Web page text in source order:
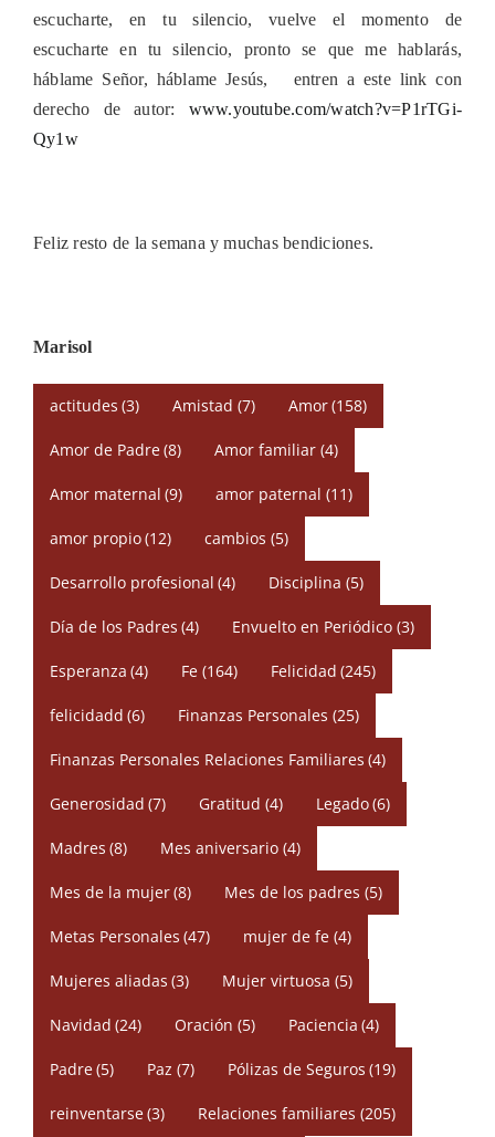
escucharte, en tu silencio, vuelve el momento de
escucharte en tu silencio, pronto se que me hablarás,
háblame Señor, háblame Jesús, entren a este link con
derecho de autor: www.youtube.com/watch?v=P1rTGi-
Qy1w
Feliz resto de la semana y muchas bendiciones.
Marisol
actitudes (3) Amistad (7) Amor(158)
Amor de Padre(8) Amor familiar (4)
Amor maternal (9) amor paternal (11)
amor propio(12) cambios (5)
Desarrollo profesional (4) Disciplina (5)
Día de los Padres (4) Envuelto en Periódico (3)
Esperanza (4) Fe (164) Felicidad (245)
felicidadd (6) Finanzas Personales (25)
Finanzas Personales Relaciones Familiares (4)
Generosidad (7) Gratitud (4) Legado(6)
Madres (8) Mes aniversario (4)
Mes de la mujer(8) Mes de los padres (5)
Metas Personales (47) mujer de fe (4)
Mujeres aliadas (3) Mujer virtuosa (5)
Navidad (24) Oración (5) Paciencia (4)
Padre(5) Paz (7) Pólizas de Seguros (19)
reinventarse(3) Relaciones familiares (205)